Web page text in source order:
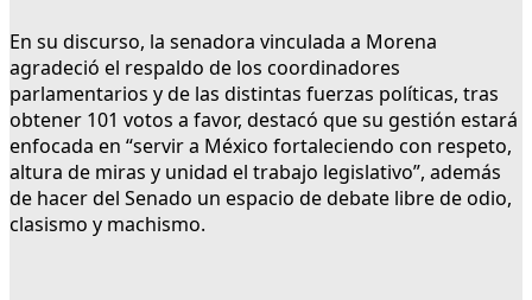
En su discurso, la senadora vinculada a Morena
agradeció el respaldo de los coordinadores
parlamentarios y de las distintas fuerzas políticas, tras
obtener 101 votos a favor, destacó que su gestión estará
enfocada en “servir a México fortaleciendo con respeto,
altura de miras y unidad el trabajo legislativo”, además
de hacer del Senado un espacio de debate libre de odio,
clasismo y machismo.